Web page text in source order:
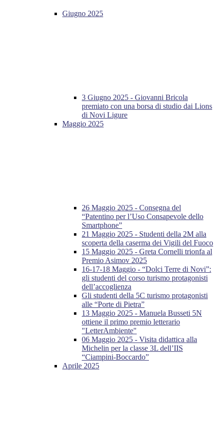
Giugno 2025
3 Giugno 2025 - Giovanni Bricola
premiato con una borsa di studio dai Lions
di Novi Ligure
Maggio 2025
26 Maggio 2025 - Consegna del
“Patentino per l’Uso Consapevole dello
Smartphone”
21 Maggio 2025 - Studenti della 2M alla
scoperta della caserma dei Vigili del Fuoco
15 Maggio 2025 - Greta Cornelli trionfa al
Premio Asimov 2025
16-17-18 Maggio - “Dolci Terre di Novi”:
gli studenti del corso turismo protagonisti
dell’accoglienza
Gli studenti della 5C turismo protagonisti
alle “Porte di Pietra”
13 Maggio 2025 - Manuela Busseti 5N
ottiene il primo premio letterario
"LetterAmbiente"
06 Maggio 2025 - Visita didattica alla
Michelin per la classe 3L dell’IIS
“Ciampini-Boccardo”
Aprile 2025